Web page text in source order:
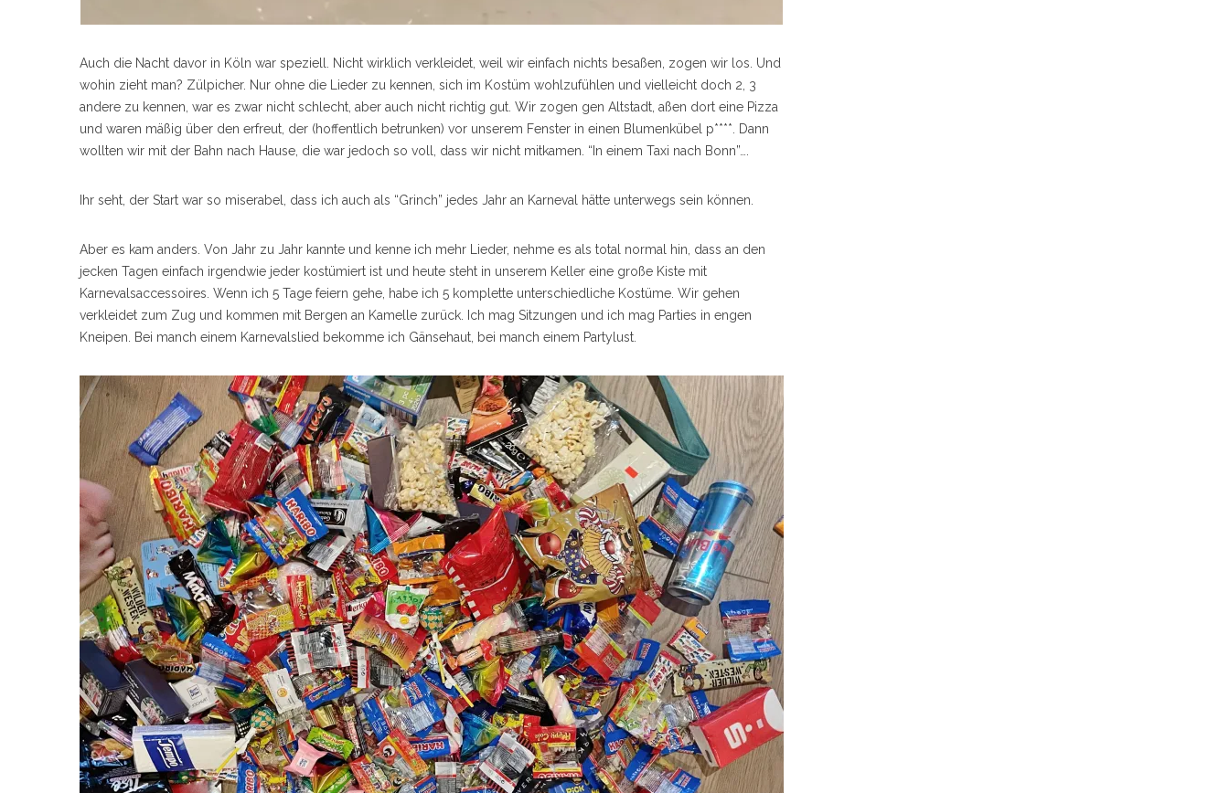
Auch die Nacht davor in Köln war speziell. Nicht wirklich verkleidet, weil wir einfach nichts besaßen, zogen wir los. Und
wohin zieht man? Zülpicher. Nur ohne die Lieder zu kennen, sich im Kostüm wohlzufühlen und vielleicht doch 2, 3
andere zu kennen, war es zwar nicht schlecht, aber auch nicht richtig gut. Wir zogen gen Altstadt, aßen dort eine Pizza
und waren mäßig über den erfreut, der (hoffentlich betrunken) vor unserem Fenster in einen Blumenkübel p****. Dann
wollten wir mit der Bahn nach Hause, die war jedoch so voll, dass wir nicht mitkamen. “In einem Taxi nach Bonn”….
Ihr seht, der Start war so miserabel, dass ich auch als “Grinch” jedes Jahr an Karneval hätte unterwegs sein können.
Aber es kam anders. Von Jahr zu Jahr kannte und kenne ich mehr Lieder, nehme es als total normal hin, dass an den
jecken Tagen einfach irgendwie jeder kostümiert ist und heute steht in unserem Keller eine große Kiste mit
Karnevalsaccessoires. Wenn ich 5 Tage feiern gehe, habe ich 5 komplette unterschiedliche Kostüme. Wir gehen
verkleidet zum Zug und kommen mit Bergen an Kamelle zurück. Ich mag Sitzungen und ich mag Parties in engen
Kneipen. Bei manch einem Karnevalslied bekomme ich Gänsehaut, bei manch einem Partylust.
S
e
a
h
r
: